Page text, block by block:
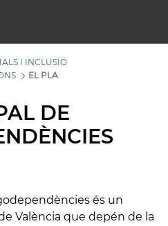
I INCLUSIÓ
EL PLA
DE
és un
València que depén de la